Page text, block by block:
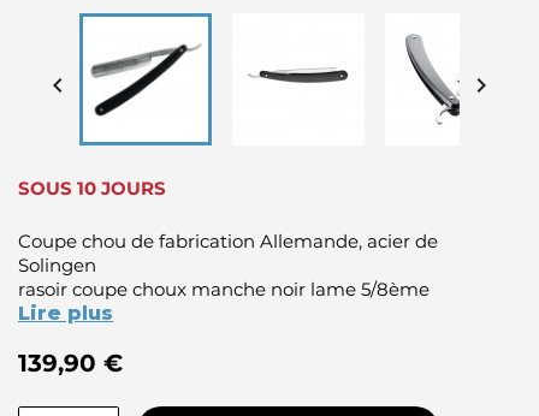
 
SOUS 10 JOURS
Coupe chou de fabrication Allemande, acier de
Solingen
rasoir coupe choux manche noir lame 5/8ème
Lire plus
139,90 €